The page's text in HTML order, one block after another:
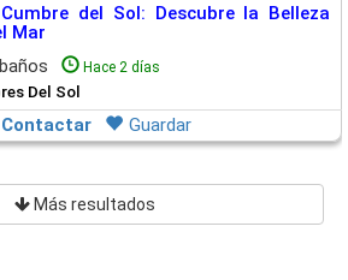
del Sol: Descubre la Belleza
Mar
Hace 2 días
Del Sol
Contactar Guardar
Más resultados